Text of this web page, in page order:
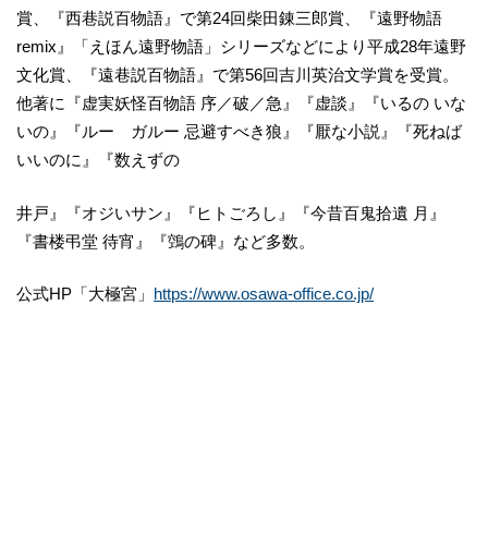
賞、『西巷説百物語』で第24回柴田錬三郎賞、『遠野物語
remix』「えほん遠野物語」シリーズなどにより平成28年遠野
文化賞、『遠巷説百物語』で第56回吉川英治文学賞を受賞。
他著に『虚実妖怪百物語 序／破／急』『虚談』『いるの いな
いの』『ルー゠ガルー 忌避すべき狼』『厭な小説』『死ねば
いいのに』『数えずの
井戸』『オジいサン』『ヒトごろし』『今昔百鬼拾遺 月』
『書楼弔堂 待宵』『鵼の碑』など多数。
公式HP「大極宮」 https://www.osawa-office.co.jp/